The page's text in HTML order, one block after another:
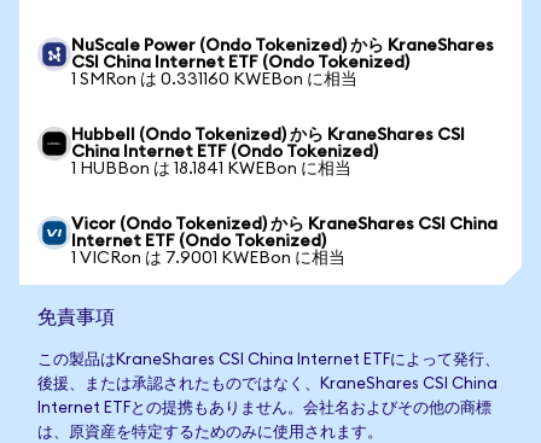
NuScale Power (Ondo Tokenized) から KraneShares
CSI China Internet ETF (Ondo Tokenized)
1 SMRon は 0.331160 KWEBon に相当
Hubbell (Ondo Tokenized) から KraneShares CSI
China Internet ETF (Ondo Tokenized)
1 HUBBon は 18.1841 KWEBon に相当
Vicor (Ondo Tokenized) から KraneShares CSI China
Internet ETF (Ondo Tokenized)
1 VICRon は 7.9001 KWEBon に相当
免責事項
この製品はKraneShares CSI China Internet ETFによって発行、
後援、または承認されたものではなく、KraneShares CSI China
Internet ETFとの提携もありません。会社名およびその他の商標
は、原資産を特定するためのみに使用されます。